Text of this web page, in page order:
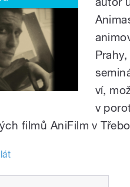
ví,
v
filmů AniFilm v